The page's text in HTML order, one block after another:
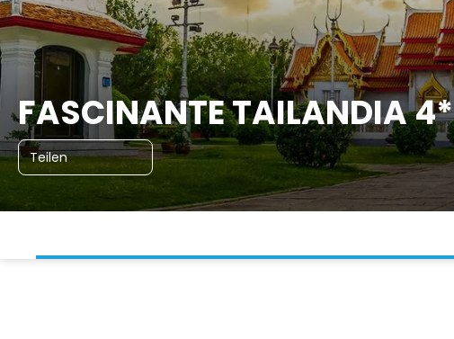
FASCINANTE TAILANDIA 4*
Teilen